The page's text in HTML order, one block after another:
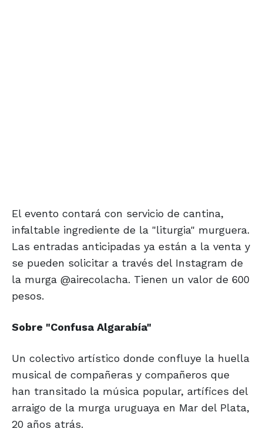
El evento contará con servicio de cantina,
infaltable ingrediente de la "liturgia" murguera.
Las entradas anticipadas ya están a la venta y
se pueden solicitar a través del Instagram de
la murga @airecolacha. Tienen un valor de 600
pesos.
Sobre "Confusa Algarabía"
Un colectivo artístico donde confluye la huella
musical de compañeras y compañeros que
han transitado la música popular, artífices del
arraigo de la murga uruguaya en Mar del Plata,
20 años atrás.